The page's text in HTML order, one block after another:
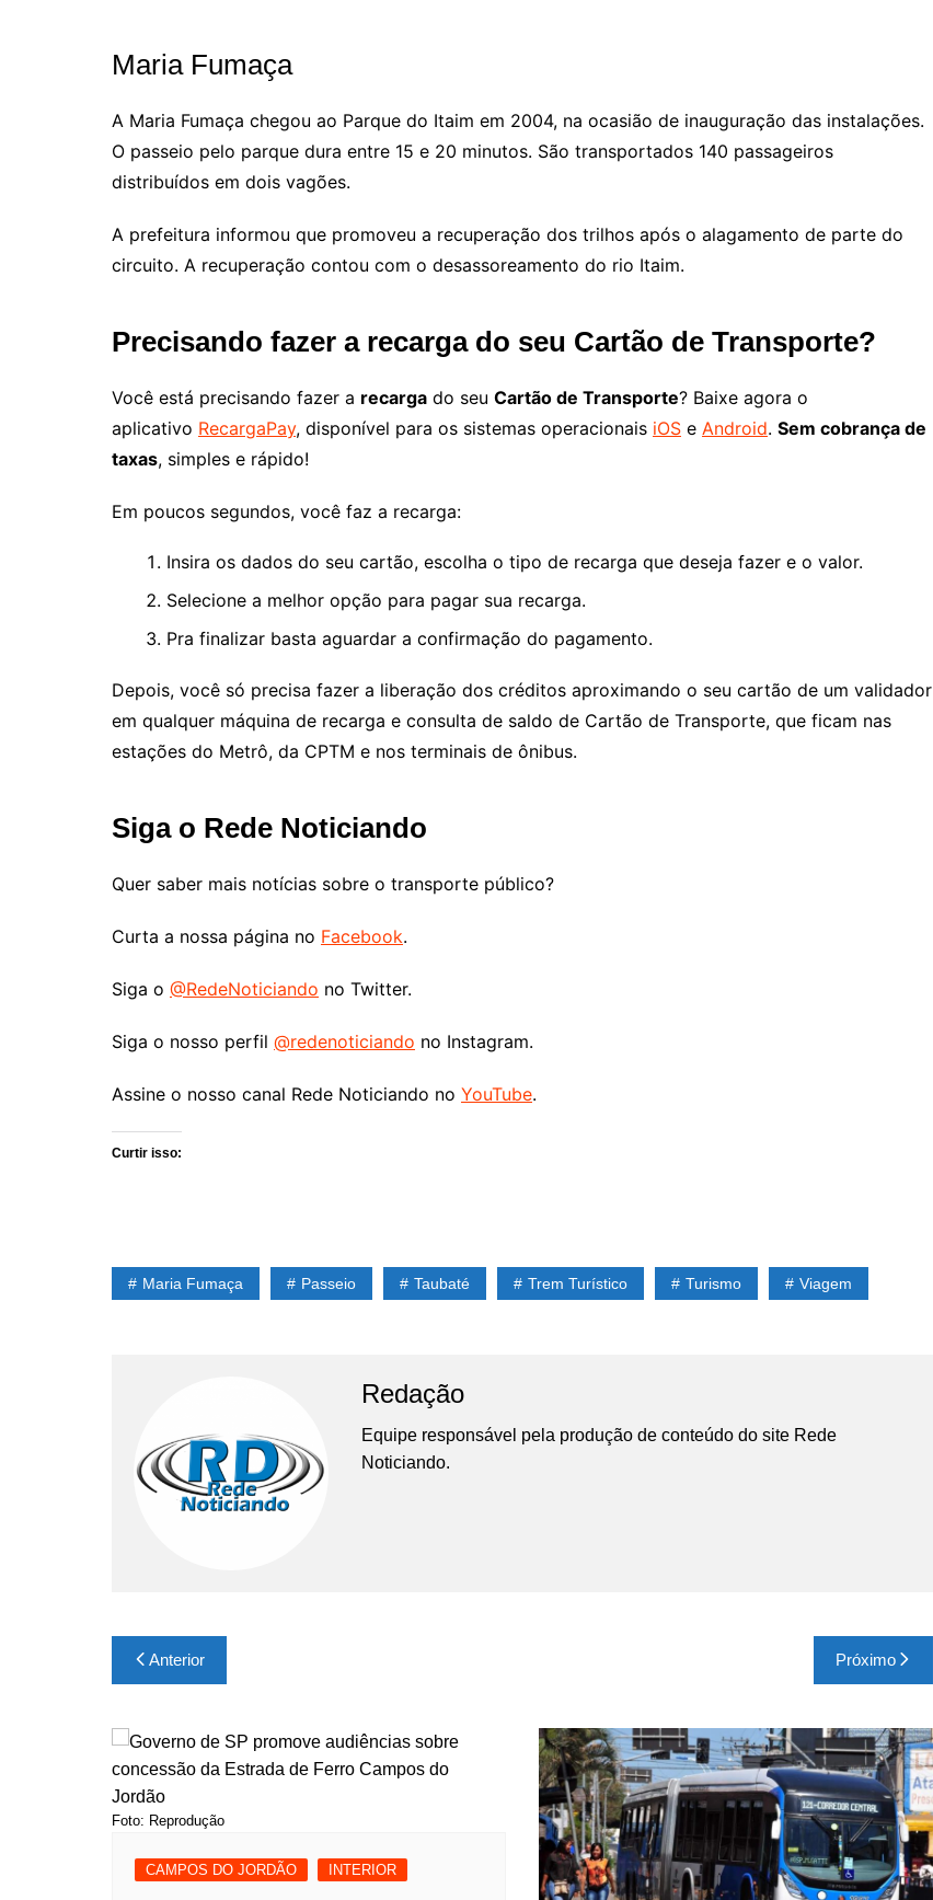
Maria Fumaça
A Maria Fumaça chegou ao Parque do Itaim em 2004, na ocasião de inauguração das instalações.
O passeio pelo parque dura entre 15 e 20 minutos. São transportados 140 passageiros
distribuídos em dois vagões.
A prefeitura informou que promoveu a recuperação dos trilhos após o alagamento de parte do
circuito. A recuperação contou com o desassoreamento do rio Itaim.
Precisando fazer a recarga do seu Cartão de Transporte?
Você está precisando fazer a recarga do seu Cartão de Transporte? Baixe agora o
aplicativo RecargaPay, disponível para os sistemas operacionais iOS e Android. Sem cobrança de
taxas, simples e rápido!
Em poucos segundos, você faz a recarga:
Insira os dados do seu cartão, escolha o tipo de recarga que deseja fazer e o valor.
Selecione a melhor opção para pagar sua recarga.
Pra finalizar basta aguardar a confirmação do pagamento.
Depois, você só precisa fazer a liberação dos créditos aproximando o seu cartão de um validador
em qualquer máquina de recarga e consulta de saldo de Cartão de Transporte, que ficam nas
estações do Metrô, da CPTM e nos terminais de ônibus.
Siga o Rede Noticiando
Quer saber mais notícias sobre o transporte público?
Curta a nossa página no Facebook.
Siga o @RedeNoticiando no Twitter.
Siga o nosso perfil @redenoticiando no Instagram.
Assine o nosso canal Rede Noticiando no YouTube.
Curtir isso:
Maria Fumaça Passeio Taubaté Trem Turístico Turismo Viagem
Redação
Equipe responsável pela produção de conteúdo do site Rede
Noticiando.
Navegação
de
Post
Anterior Próximo
Foto: Reprodução
CAMPOS DO JORDÃO INTERIOR